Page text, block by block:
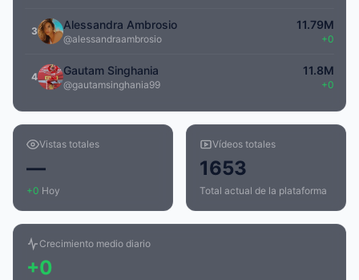
3 Alessandra Ambrosio
@alessandraambrosio
11.79M
+0
4 Gautam Singhania
@gautamsinghania99
11.8M
+0
Vistas totales
—
+0 Hoy
Vídeos totales
1653
Total actual de la plataforma
Crecimiento medio diario
+0